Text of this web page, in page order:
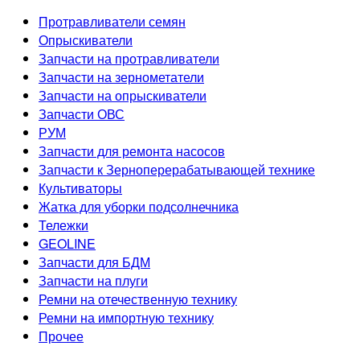
Протравливатели семян
Опрыскиватели
Запчасти на протравливатели
Запчасти на зернометатели
Запчасти на опрыскиватели
Запчасти ОВС
РУМ
Запчасти для ремонта насосов
Запчасти к Зерноперерабатывающей технике
Культиваторы
Жатка для уборки подсолнечника
Тележки
GEOLINE
Запчасти для БДМ
Запчасти на плуги
Ремни на отечественную технику
Ремни на импортную технику
Прочее